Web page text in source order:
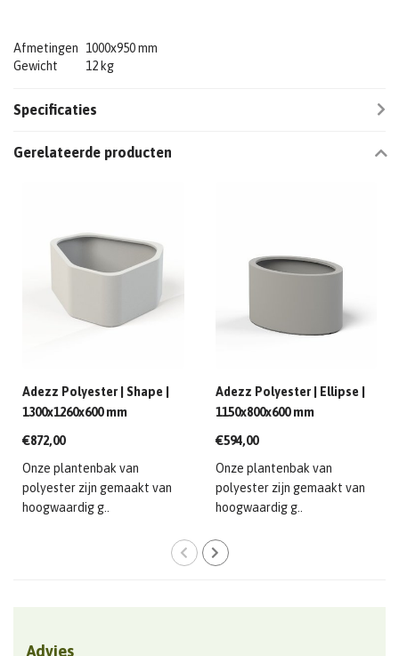
Afmetingen
1000x950 mm
Gewicht
12 kg
Specificaties
Gerelateerde producten
Adezz Polyester | Shape |
1300x1260x600 mm
€872,00
Onze plantenbak van
polyester zijn gemaakt van
hoogwaardig g..
Adezz Polyester | Ellipse |
1150x800x600 mm
€594,00
Onze plantenbak van
polyester zijn gemaakt van
hoogwaardig g..
Advies